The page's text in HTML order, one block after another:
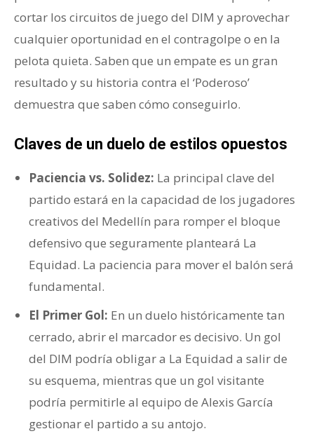
cortar los circuitos de juego del DIM y aprovechar
cualquier oportunidad en el contragolpe o en la
pelota quieta. Saben que un empate es un gran
resultado y su historia contra el ‘Poderoso’
demuestra que saben cómo conseguirlo.
Claves de un duelo de estilos opuestos
Paciencia vs. Solidez: La principal clave del
partido estará en la capacidad de los jugadores
creativos del Medellín para romper el bloque
defensivo que seguramente planteará La
Equidad. La paciencia para mover el balón será
fundamental.
El Primer Gol: En un duelo históricamente tan
cerrado, abrir el marcador es decisivo. Un gol
del DIM podría obligar a La Equidad a salir de
su esquema, mientras que un gol visitante
podría permitirle al equipo de Alexis García
gestionar el partido a su antojo.